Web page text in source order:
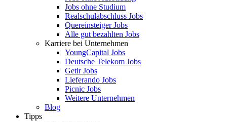
Jobs ohne Studium
Realschulabschluss Jobs
Quereinsteiger Jobs
Alle gut bezahlten Jobs
Karriere bei Unternehmen
YoungCapital Jobs
Deutsche Telekom Jobs
Getir Jobs
Lieferando Jobs
Picnic Jobs
Weitere Unternehmen
Blog
Tipps